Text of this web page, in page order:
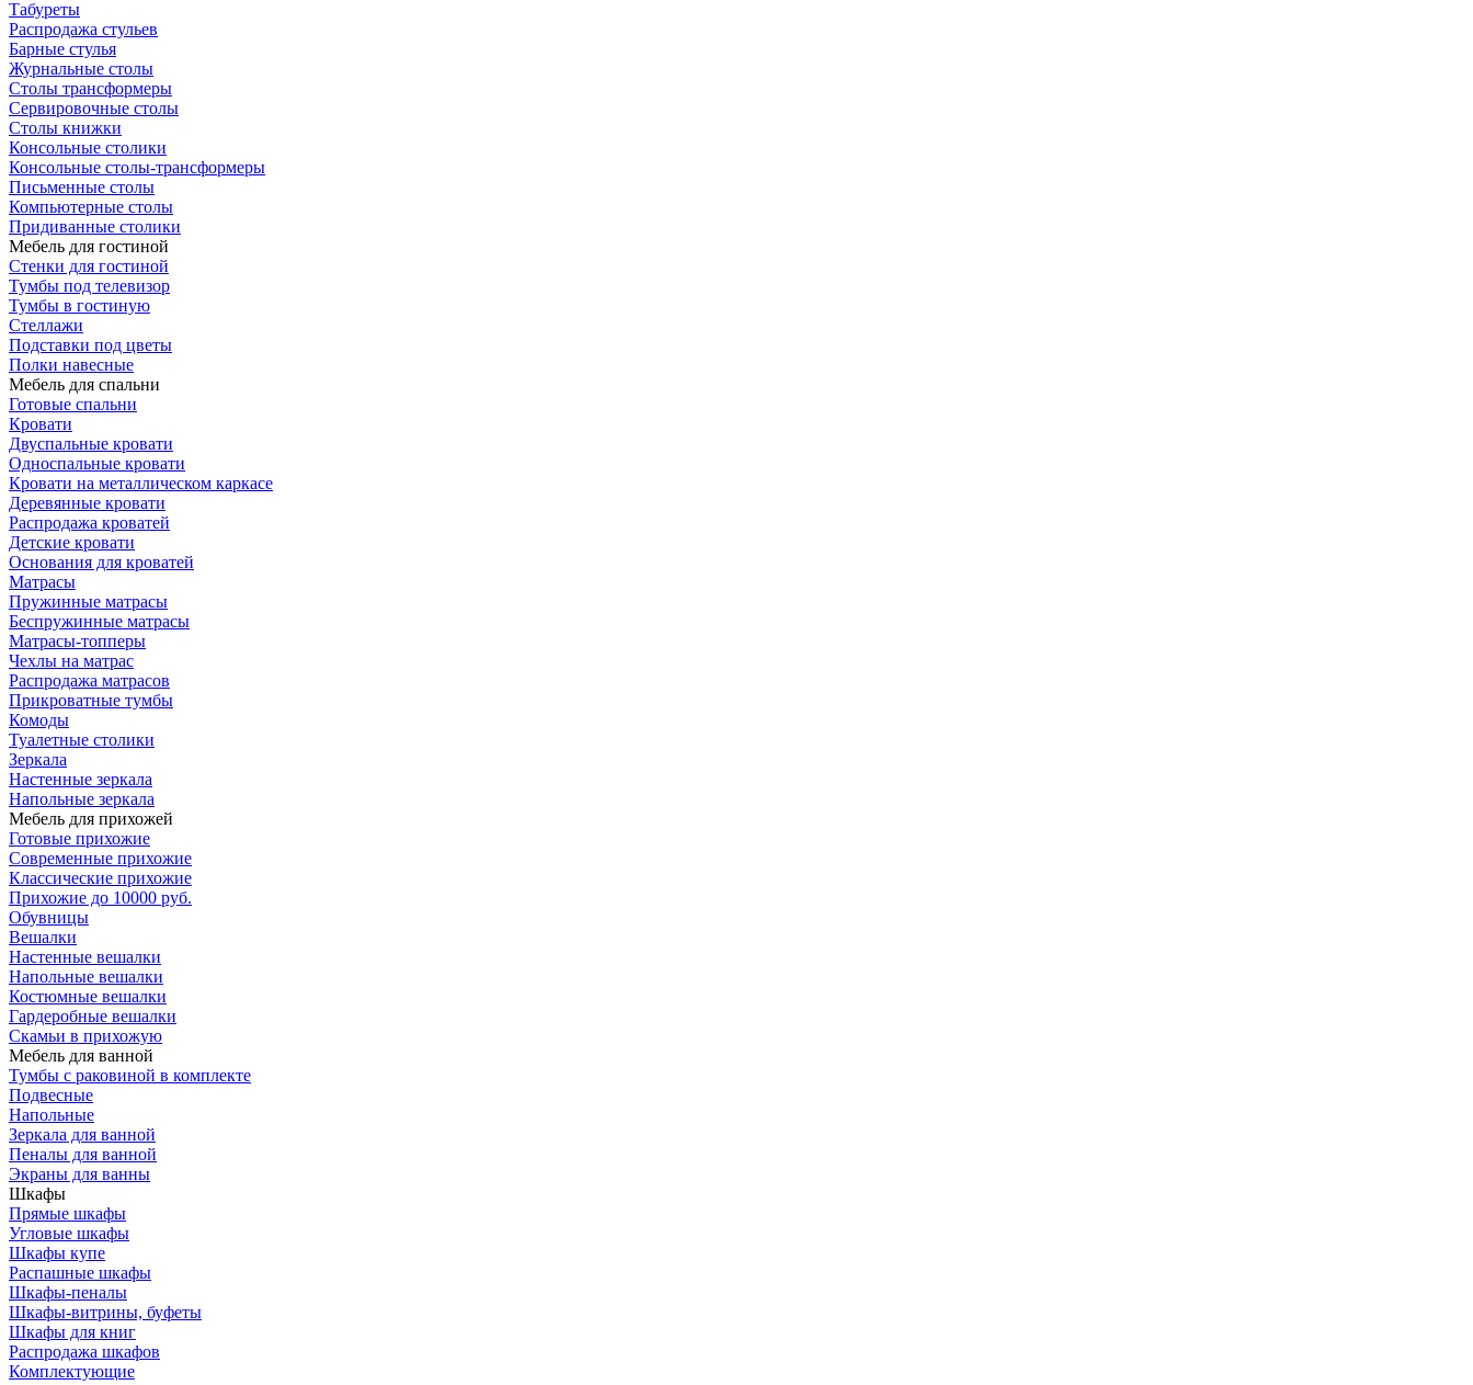
Табуреты
Распродажа стульев
Барные стулья
Журнальные столы
Столы трансформеры
Сервировочные столы
Столы книжки
Консольные столики
Консольные столы-трансформеры
Письменные столы
Компьютерные столы
Придиванные столики
Мебель для гостиной
Стенки для гостиной
Тумбы под телевизор
Тумбы в гостиную
Стеллажи
Подставки под цветы
Полки навесные
Мебель для спальни
Готовые спальни
Кровати
Двуспальные кровати
Односпальные кровати
Кровати на металлическом каркасе
Деревянные кровати
Распродажа кроватей
Детские кровати
Основания для кроватей
Матрасы
Пружинные матрасы
Беспружинные матрасы
Матрасы-топперы
Чехлы на матрас
Распродажа матрасов
Прикроватные тумбы
Комоды
Туалетные столики
Зеркала
Настенные зеркала
Напольные зеркала
Мебель для прихожей
Готовые прихожие
Современные прихожие
Классические прихожие
Прихожие до 10000 руб.
Обувницы
Вешалки
Настенные вешалки
Напольные вешалки
Костюмные вешалки
Гардеробные вешалки
Скамьи в прихожую
Мебель для ванной
Тумбы c раковиной в комплекте
Подвесные
Напольные
Зеркала для ванной
Пеналы для ванной
Экраны для ванны
Шкафы
Прямые шкафы
Угловые шкафы
Шкафы купе
Распашные шкафы
Шкафы-пеналы
Шкафы-витрины, буфеты
Шкафы для книг
Распродажа шкафов
Комплектующие